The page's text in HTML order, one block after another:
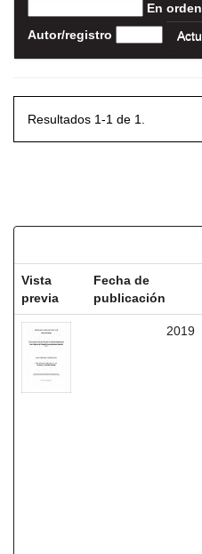
En orden
Autor/registro
Resultados 1-1 de 1.
Vista
previa
Fecha de
publicación
2019